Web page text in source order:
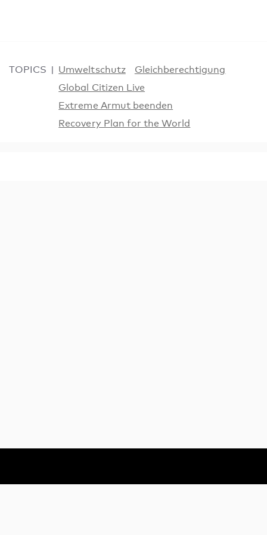
TOPICS Umweltschutz
Gleichberechtigung
Global Citizen Live
Extreme Armut beenden
Recovery Plan for the World